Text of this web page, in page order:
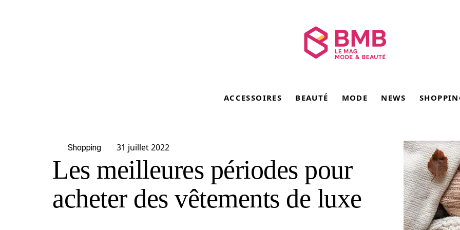
ACCESSOIRES BEAUTÉ MODE NEWS
Shopping 31 juillet 2022
Les meilleures périodes pour
acheter des vêtements de luxe